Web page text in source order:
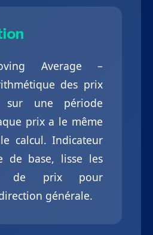
Average –
des prix
sur une période
prix a le même
calcul. Indicateur
de base, lisse les
de prix pour
générale.